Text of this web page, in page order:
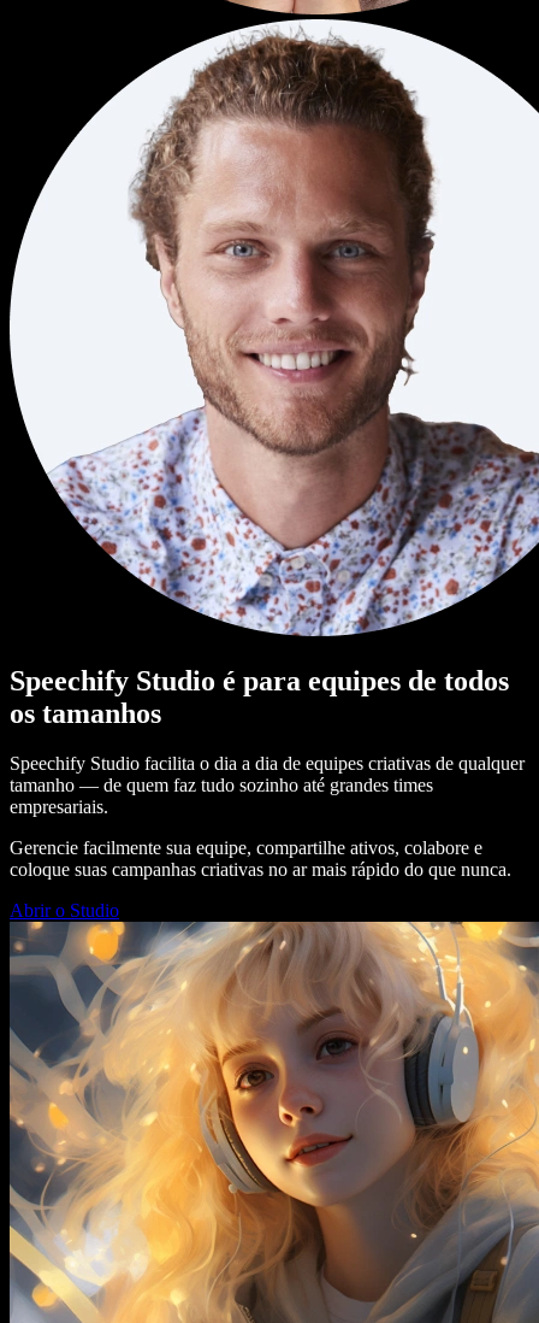
Speechify Studio é para equipes de todos
os tamanhos
Speechify Studio facilita o dia a dia de equipes criativas de qualquer
tamanho — de quem faz tudo sozinho até grandes times
empresariais.
Gerencie facilmente sua equipe, compartilhe ativos, colabore e
coloque suas campanhas criativas no ar mais rápido do que nunca.
Abrir o Studio